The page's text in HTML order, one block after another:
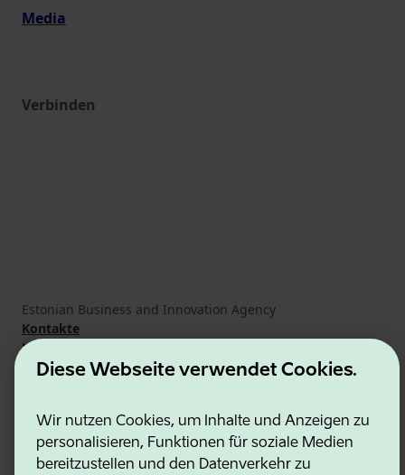
Diese Webseite verwendet Cookies.
Wir nutzen Cookies, um Inhalte und Anzeigen zu
personalisieren, Funktionen für soziale Medien
bereitzustellen und den Datenverkehr zu
Media
Verbinden
Estonian Business and Innovation Agency
Kontakte
Kooperationspartner
Nutzungsbedingungen